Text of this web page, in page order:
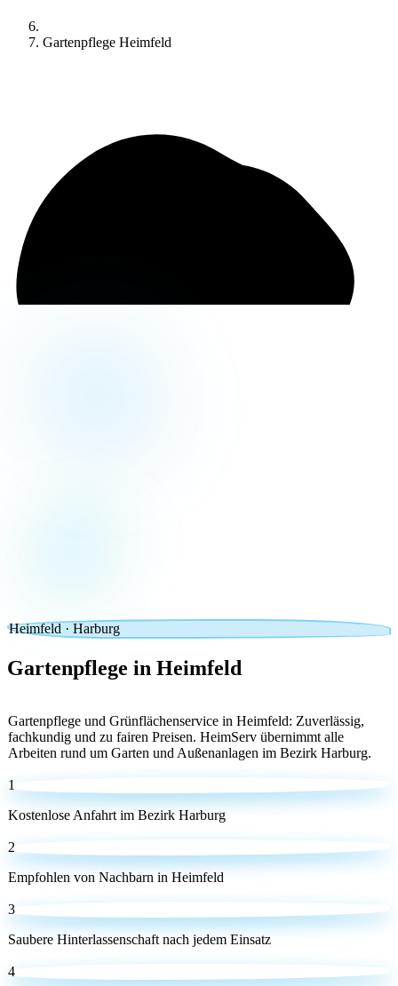
Gartenpflege Heimfeld
Heimfeld · Harburg
Gartenpflege in Heimfeld
Gartenpflege und Grünflächenservice in Heimfeld: Zuverlässig,
fachkundig und zu fairen Preisen. HeimServ übernimmt alle
Arbeiten rund um Garten und Außenanlagen im Bezirk Harburg.
1
Kostenlose Anfahrt im Bezirk Harburg
2
Empfohlen von Nachbarn in Heimfeld
3
Saubere Hinterlassenschaft nach jedem Einsatz
4